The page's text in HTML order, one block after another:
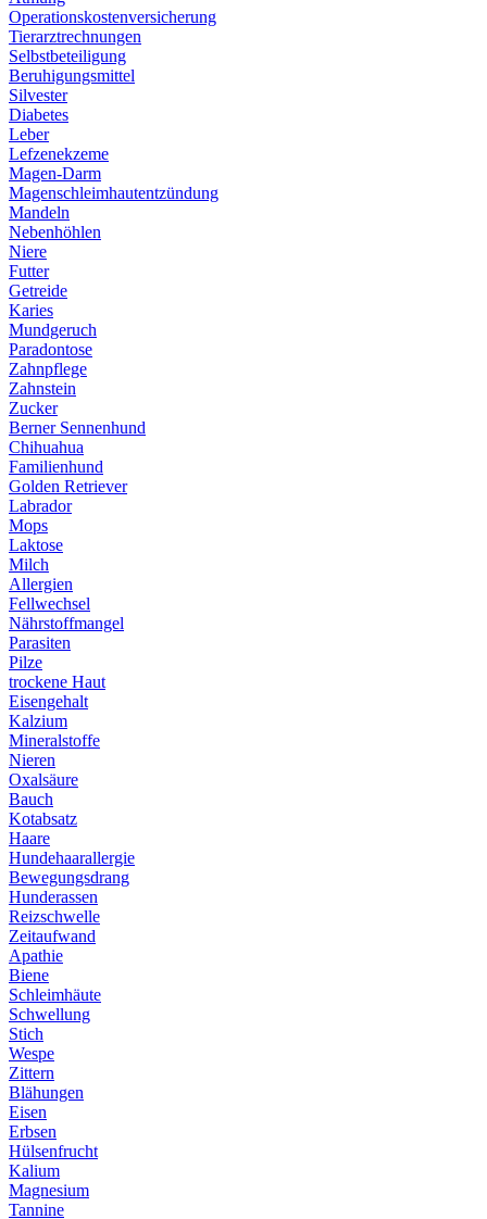
Operationskostenversicherung
Tierarztrechnungen
Selbstbeteiligung
Beruhigungsmittel
Silvester
Diabetes
Leber
Lefzenekzeme
Magen-Darm
Magenschleimhautentzündung
Mandeln
Nebenhöhlen
Niere
Futter
Getreide
Karies
Mundgeruch
Paradontose
Zahnpflege
Zahnstein
Zucker
Berner Sennenhund
Chihuahua
Familienhund
Golden Retriever
Labrador
Mops
Laktose
Milch
Allergien
Fellwechsel
Nährstoffmangel
Parasiten
Pilze
trockene Haut
Eisengehalt
Kalzium
Mineralstoffe
Nieren
Oxalsäure
Bauch
Kotabsatz
Haare
Hundehaarallergie
Bewegungsdrang
Hunderassen
Reizschwelle
Zeitaufwand
Apathie
Biene
Schleimhäute
Schwellung
Stich
Wespe
Zittern
Blähungen
Eisen
Erbsen
Hülsenfrucht
Kalium
Magnesium
Tannine